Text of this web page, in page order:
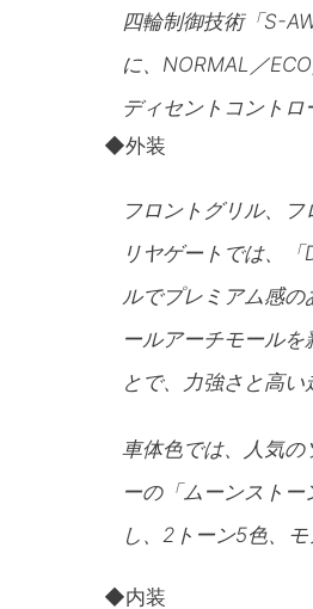
四輪制御技術「S-
に、NORMAL／
ディセントコントロ
◆外装
フロントグリル、
リヤゲートでは、
ルでプレミアム感
ールアーチモール
とで、力強さと高い
車体色では、人気の
ーの「ムーンスト
し、2トーン5色、
◆内装